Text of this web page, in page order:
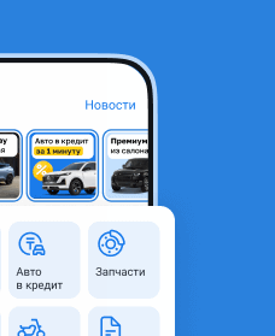
Euro ORIGINAL
Алматы, Алматинская
область